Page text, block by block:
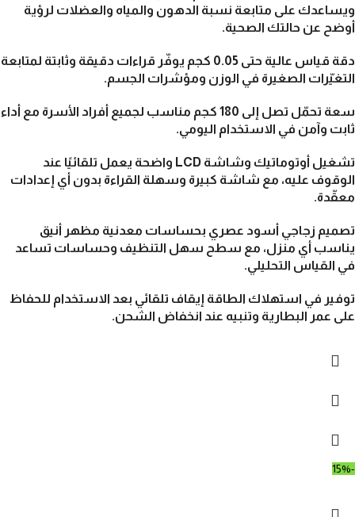
ويساعدك على متابعة نسبة الدهون والمياه والعضلات لرؤية
أوضح عن حالتك الصحية.
دقة قياس عالية حتى 0.05 كجم يوفّر قراءات دقيقة وثابتة لمتابعة
التغيّرات الصغيرة في الوزن ومؤشرات الجسم.
سعة تحمّل تصل إلى 180 كجم مناسب لجميع أفراد الأسرة مع أداء
ثابت وآمن في الاستخدام اليومي.
تشغيل أوتوماتيك وشاشة LCD واضحة يعمل تلقائيًا عند
الوقوف عليه، مع شاشة كبيرة وسهلة القراءة بدون أي إعدادات
معقّدة.
تصميم زجاجي أسود عصري بحساسات معدنية مظهر أنيق
يناسب أي منزل، مع سطح سهل التنظيف وحساسات تساعد
في القياس التحليلي.
توفير في استهلاك الطاقة إيقاف تلقائي بعد الاستخدام للحفاظ
على عمر البطارية وتنبيه عند انخفاض الشحن.
-15%